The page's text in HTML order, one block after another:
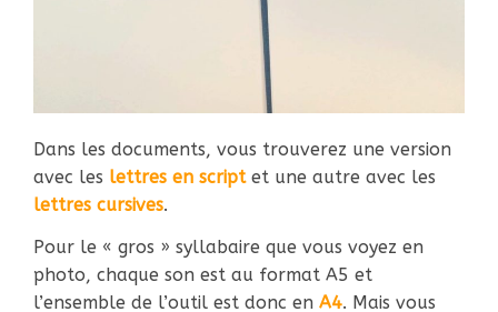
Dans les documents, vous trouverez une version
avec les lettres en scriptet une autre avec les
lettres cursives.
Pour le « gros » syllabaire que vous voyez en
photo, chaque son est au format A5 et
l’ensemble de l’outil est donc en A4. Mais vous